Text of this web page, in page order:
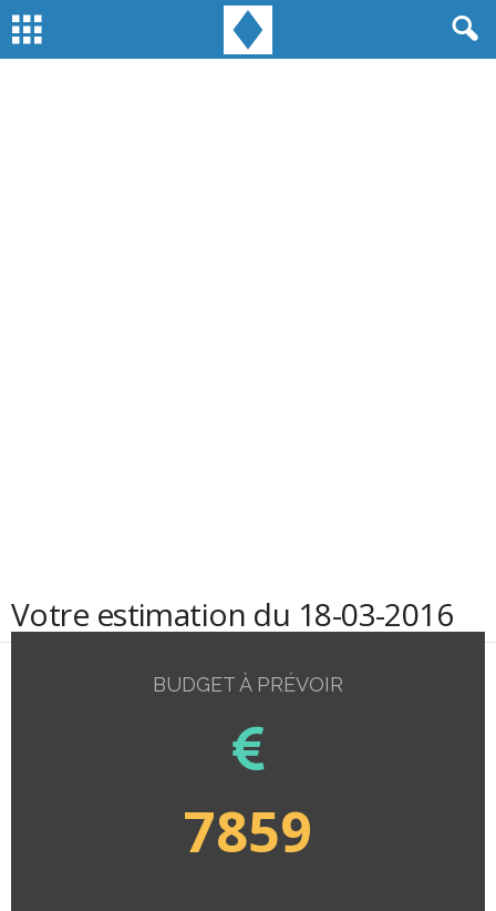
Votre estimation du 18-03-2016
BUDGET À PRÉVOIR
7859